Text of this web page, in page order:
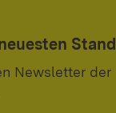
Stand
Newsletter der